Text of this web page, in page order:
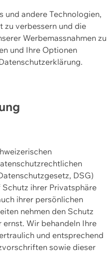
und andere Technologien,
zu verbessern und die
Werbemassnahmen zu
und Ihre Optionen
DSG)
ihrer Privatsphäre
ihrer persönlichen
nehmen den Schutz
Wir behandeln Ihre
und entsprechend
sowie dieser